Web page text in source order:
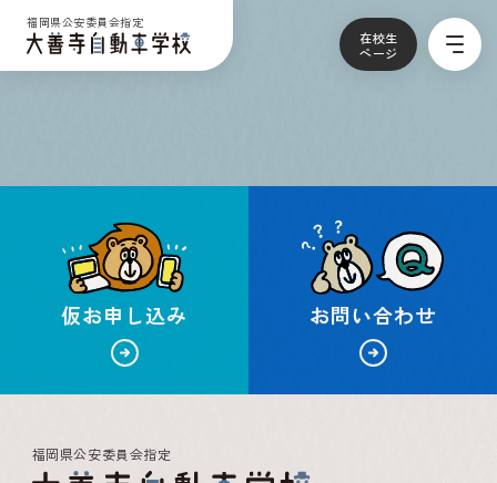
福岡県公安委員会指定
在校生
ページ
仮お申し込み お問い合わせ
福岡県公安委員会指定